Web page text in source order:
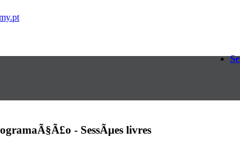
- SessÃµes livres